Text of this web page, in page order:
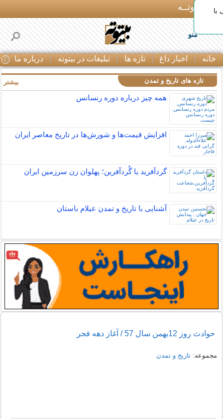
بـیتوتــه
منو
خانه اخبار داغ تازه ها تبلیغات در بیتوته درباره ما
با
تازه های تاریخ و تمدن
همه چیز درباره دوره رنسانس
افزایش قیمت‌ها و شورش‌ها در تاریخ معاصر ایران
گردآفرید یا گُردآفرین؛ پهلوان زن سرزمین ایران
آشنایی با تاریخ و تمدن عیلام باستان
بیشتر
حوادث روز 12بهمن سال 57 / آغاز دهه فجر
مجموعه:تاریخ و تمدن